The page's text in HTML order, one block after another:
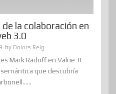
la colaboración en
3.0
by Dolors Reig
Mark Radoff en Value-It
que descubría